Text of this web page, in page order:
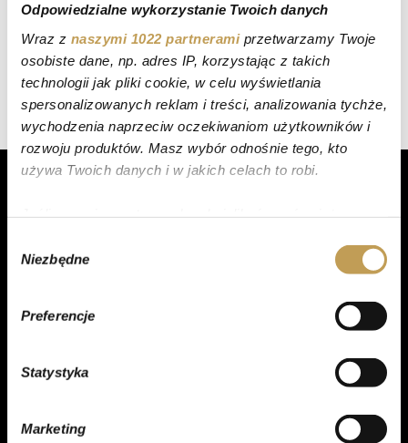
Odpowiedzialne wykorzystanie Twoich danych
Wraz z naszymi 1022 partneramiprzetwarzamy Twoje
osobiste dane, np. adres IP, korzystając z takich
technologii jak pliki cookie, w celu wyświetlania
spersonalizowanych reklam i treści, analizowania tychże,
wychodzenia naprzeciw oczekiwaniom użytkowników i
rozwoju produktów. Masz wybór odnośnie tego, kto
używa Twoich danych i w jakich celach to robi.
geograficznej z dokładnością nawet do kilku metrów
analizując charakteryzującego je zbiory danych
(fingerprinting, czyli wirtualny odcisk palca)
dane są przetwarzane oraz ustaw własne preferencje w
zmienić lub wycofać swoją zgodę w dowolnej chwili.
zgody
Niezbędne
Preferencje
Statystyka
Marketing